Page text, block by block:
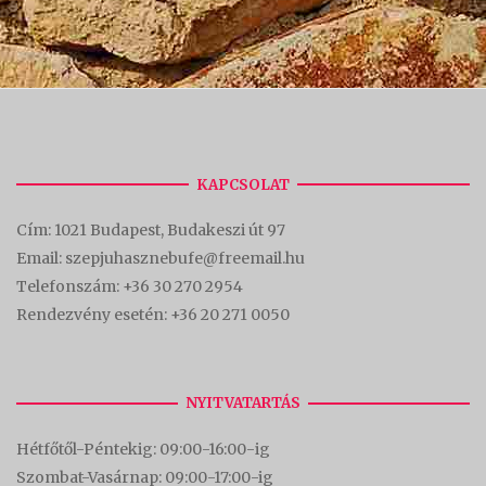
KAPCSOLAT
Cím: 1021 Budapest, Budakeszi út 97
Email: szepjuhasznebufe@freemail.hu
Telefonszám: +36 30 270 2954
Rendezvény esetén: +36 20 271 0050
NYITVATARTÁS
Hétfőtől-Péntekig: 09:00-16:00-ig
Szombat-Vasárnap: 09:00-17:00-ig